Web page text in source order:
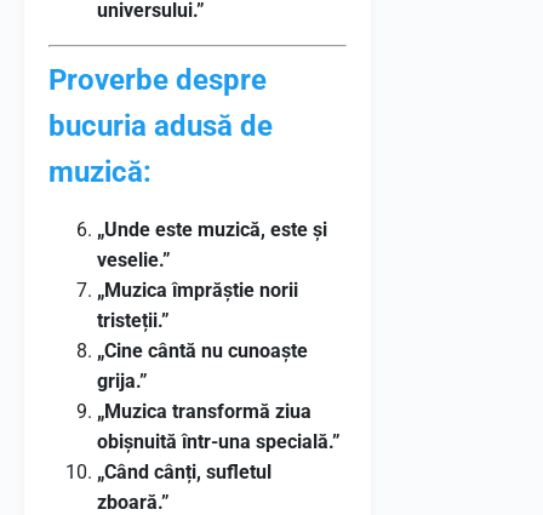
universului.”
Proverbe despre
bucuria adusă de
muzică:
„Unde este muzică, este și
veselie.”
„Muzica împrăștie norii
tristeții.”
„Cine cântă nu cunoaște
grija.”
„Muzica transformă ziua
obișnuită într-una specială.”
„Când cânți, sufletul
zboară.”